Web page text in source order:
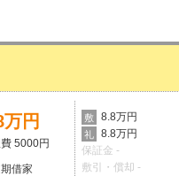
円
5000円
借家
敷 8.8万円
礼
8.8万円
保証金 -
敷引・償却 -